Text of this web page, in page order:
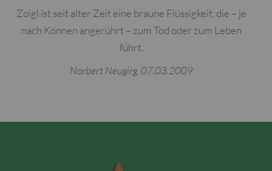
Zoigl ist seit alter Zeit eine braune Flüssigkeit, die – je
nach Können angerührt – zum Tod oder zum Leben
führt.
Norbert Neugirg, 07.03.2009